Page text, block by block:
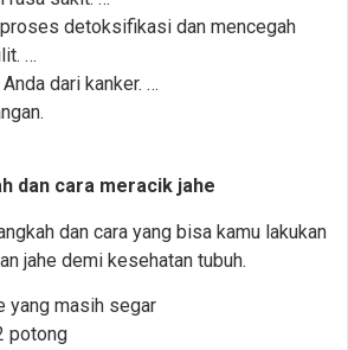
detoksifikasi dan mencegah
…
dari kanker. …
dan cara meracik jahe
dan cara yang bisa kamu lakukan
jahe demi kesehatan tubuh.
yang masih segar
potong